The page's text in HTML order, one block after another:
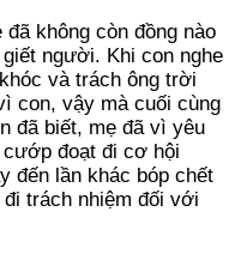
không còn đồng nào
người. Khi con nghe
và trách ông trời
con, vậy mà cuối cùng
đã biết, mẹ đã vì yêu
đoạt đi cơ hội
đến lần khác bóp chết
trách nhiệm đối với